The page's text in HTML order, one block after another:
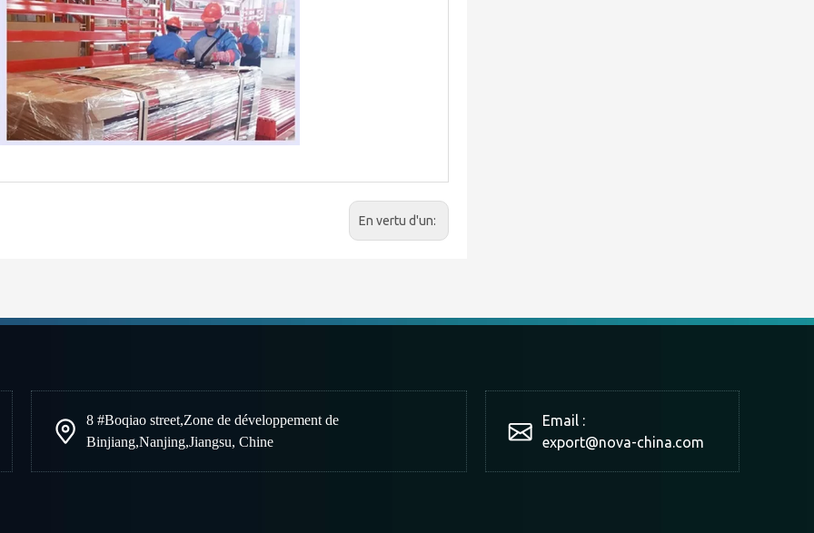
En vertu d'un:
8 #Boqiao street,Zone de développement de
Binjiang,Nanjing,Jiangsu, Chine
Email :
export@nova-china.com